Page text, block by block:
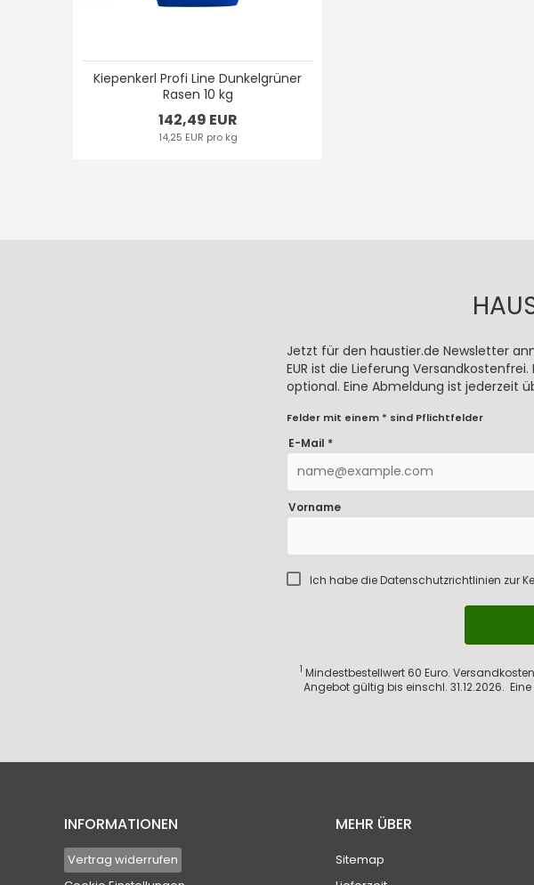
Kiepenkerl Profi Line Dunkelgrüner
Rasen 10 kg
142,49 EUR
14,25 EUR pro kg
Jetzt für den haustier.de Newsletter
EUR ist die Lieferung
optional. Eine Abmeldung ist jederzeit
Felder mit einem * sind Pflichtfelder
E-Mail *
Vorname
Ich habe dieDatenschutzrichtlinien zur
1 Mindestbestellwert 60 Euro.
Angebot gültig bis einschl. 31.12.2026.
INFORMATIONEN
Vertrag widerrufen
MEHR ÜBER
Sitemap